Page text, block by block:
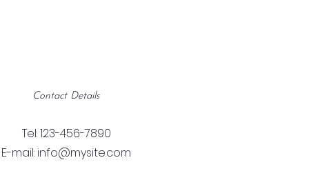
Contact Details
Tel: 123-456-7890
E-mail: info@mysite.com